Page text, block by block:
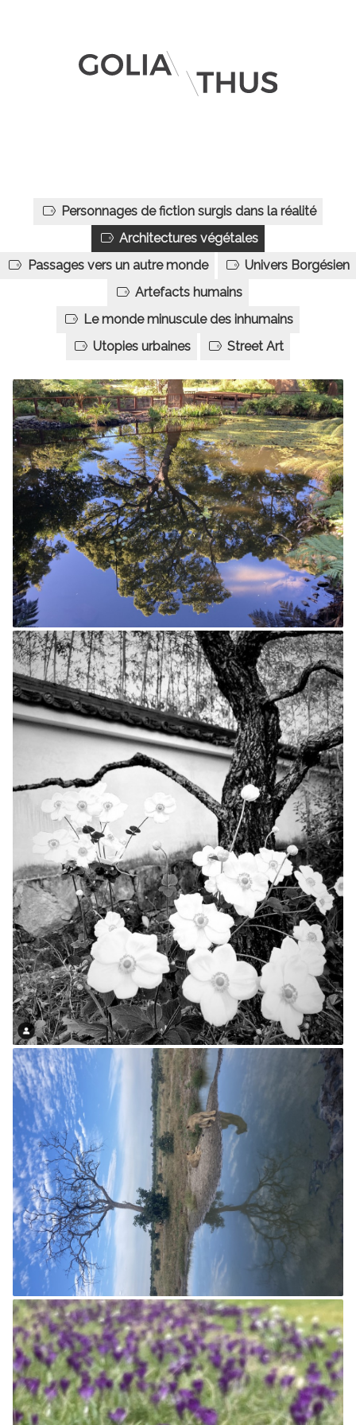
Personnages de fiction surgis dans la réalité
Architectures végétales
Passages vers un autre monde
Univers Borgésien
Artefacts humains
Le monde minuscule des inhumains
Utopies urbaines
Street Art